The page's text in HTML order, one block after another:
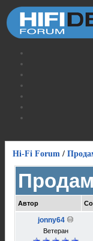
Hi-Fi Forum /
Автор
jonny64
Ветеран